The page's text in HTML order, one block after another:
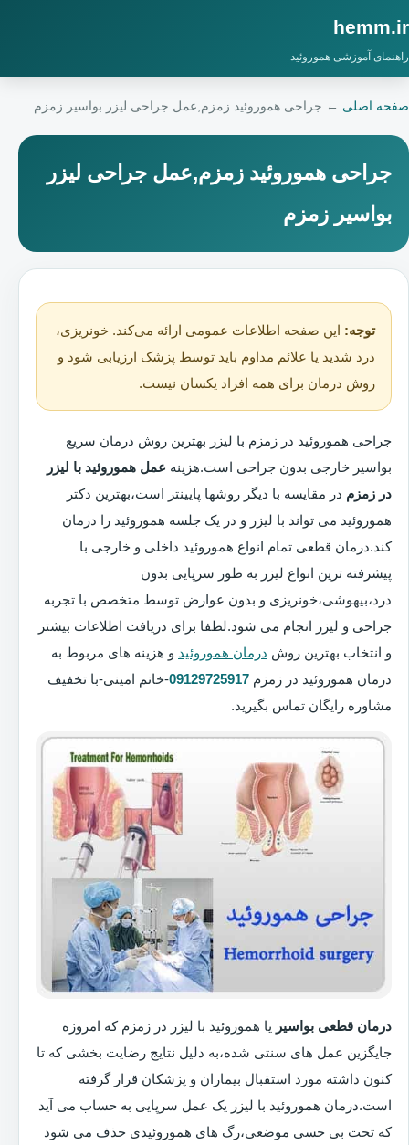
hemm.ir
راهنمای آموزشی هموروئید
صفحه اصلی ← جراحی هموروئید زمزم,عمل جراحی لیزر بواسیر زمزم
جراحی هموروئید زمزم,عمل جراحی لیزر
بواسیر زمزم
توجه: این صفحه اطلاعات عمومی ارائه می‌کند. خونریزی،
درد شدید یا علائم مداوم باید توسط پزشک ارزیابی شود و
روش درمان برای همه افراد یکسان نیست.
جراحی هموروئید در زمزم با لیزر بهترین روش درمان سریع
بواسیر خارجی بدون جراحی است.هزینه عمل هموروئید با لیزر
در زمزم در مقایسه با دیگر روشها پایینتر است،بهترین دکتر
هموروئید می تواند با لیزر و در یک جلسه هموروئید را درمان
کند.درمان قطعی تمام انواع هموروئید داخلی و خارجی با
پیشرفته ترین انواع لیزر به طور سرپایی بدون
درد،بیهوشی،خونریزی و بدون عوارض توسط متخصص با تجربه
جراحی و لیزر انجام می شود.لطفا برای دریافت اطلاعات بیشتر
و انتخاب بهترین روش درمان هموروئید و هزینه های مربوط به
درمان هموروئید در زمزم 09129725917-خانم امینی-با تخفیف
مشاوره رایگان تماس بگیرید.
درمان قطعی بواسیر یا هموروئید با لیزر در زمزم که امروزه
جایگزین عمل های سنتی شده،به دلیل نتایج رضایت بخشی که تا
کنون داشته مورد استقبال بیماران و پزشکان قرار گرفته
است.درمان هموروئید با لیزر یک عمل سرپایی به حساب می آید
که تحت بی حسی موضعی،رگ های هموروئیدی حذف می شود